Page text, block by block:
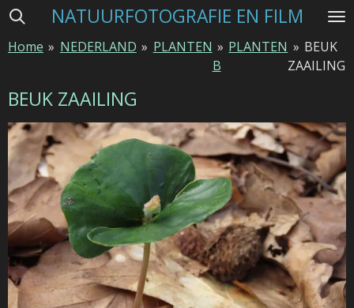
Ga
naar
hoofdinhoud
NATUURFOTOGRAFIE EN FILM
Home » NEDERLAND » PLANTEN » PLANTEN
B
» BEUK
ZAAILING
BEUK ZAAILING